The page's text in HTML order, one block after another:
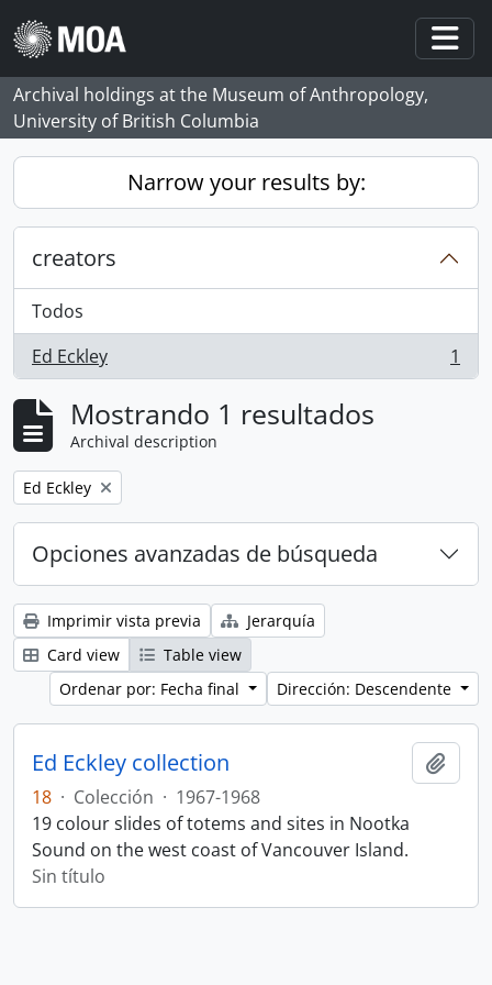
Skip to main content
Archival holdings at the Museum of Anthropology,
University of British Columbia
Narrow your results by:
creators
Todos
Ed Eckley
, 1 resultados 1
Mostrando 1 resultados
Archival description
Remove filter:
Ed Eckley
Opciones avanzadas de búsqueda
Imprimir vista previa
Jerarquía
Card view
Table view
Ordenar por: Fecha final
Dirección: Descendente
Ed Eckley collection
18 · Colección · 1967-1968
19 colour slides of totems and sites in Nootka
Sound on the west coast of Vancouver Island.
Sin título